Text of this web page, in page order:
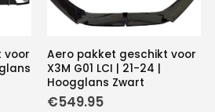
voor
Aero pakket geschikt voor
X3M G01 LCI | 21-24 |
Hoogglans Zwart
€549.95